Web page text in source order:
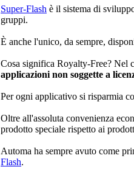
Super-Flash è il sistema di
gruppi.
È anche l'unico, da sempre,
Cosa significa Royalty-Free? Nel
applicazioni non soggette a
Per ogni applicativo si risparmia
Oltre all'assoluta convenienza
prodotto speciale rispetto ai
Automa ha sempre avuto come
Flash.